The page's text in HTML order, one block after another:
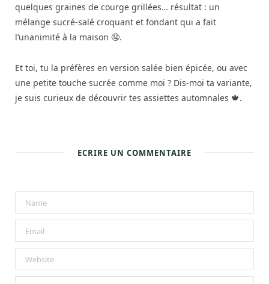
quelques graines de courge grillées… résultat : un
mélange sucré-salé croquant et fondant qui a fait
l’unanimité à la maison 🤤.
Et toi, tu la préfères en version salée bien épicée, ou avec
une petite touche sucrée comme moi ? Dis-moi ta variante,
je suis curieux de découvrir tes assiettes automnales 🍁.
ECRIRE UN COMMENTAIRE